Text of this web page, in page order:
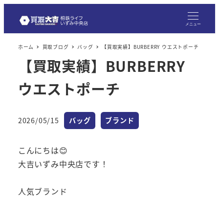
メニュー
ホーム 買取ブログ バッグ 【買取実績】BURBERRY ウエストポーチ
【買取実績】BURBERRY
ウエストポーチ
投稿日
2026/05/15 カテゴリー
バッグ カテゴリー
ブランド
こんにちは😊
大吉いずみ中央店です！
人気ブランド